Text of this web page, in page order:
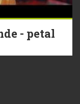
- petal